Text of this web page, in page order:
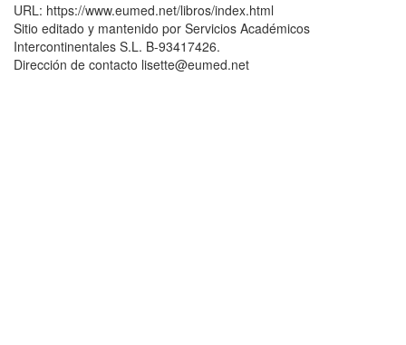
URL: https://www.eumed.net/libros/index.html
Sitio editado y mantenido por Servicios Académicos
Intercontinentales S.L. B-93417426.
Dirección de contacto lisette@eumed.net